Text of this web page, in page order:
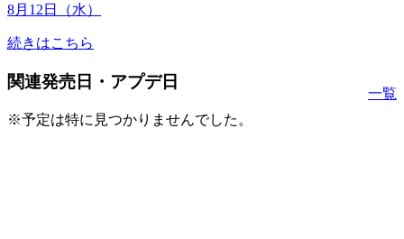
8月12日（水）
続きはこちら
一覧
関連発売日・アプデ日
※予定は特に見つかりませんでした。